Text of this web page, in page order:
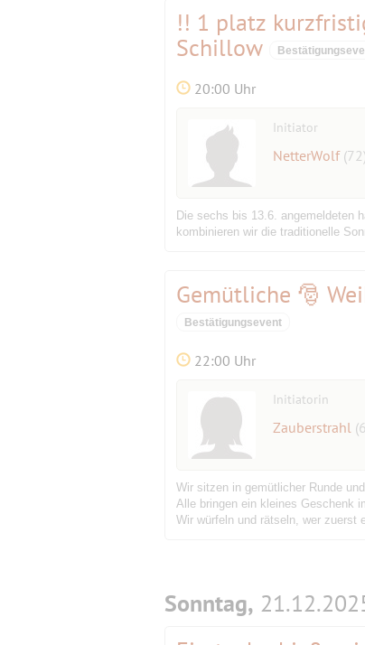
!! 1 platz
Schillow
20:00 Uhr
Initiator
NetterWolf (72)
Die sechs bis 13.6. angemeldeten
kombinieren wir die traditionelle
Gemütliche 🎅
Bestätigungsevent
22:00 Uhr
Initiatorin
Zauberstrahl
Wir sitzen in gemütlicher Runde
Alle bringen ein kleines Geschenk
Wir würfeln und rätseln, wer zuerst
Sonntag,